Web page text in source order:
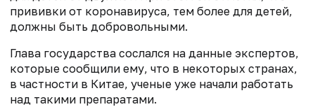
прививки от коронавируса, тем более для детей,
должны быть добровольными.
Глава государства сослался на данные экспертов,
которые сообщили ему, что в некоторых странах,
в частности в Китае, ученые уже начали работать
над такими препаратами.